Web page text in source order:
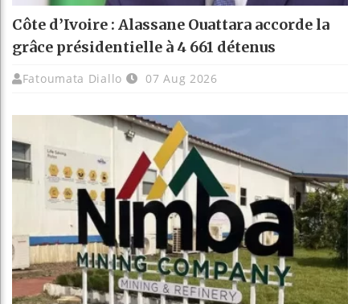
Côte d’Ivoire : Alassane Ouattara accorde la
grâce présidentielle à 4 661 détenus
Fatoumata Diallo 07 Aug 2026